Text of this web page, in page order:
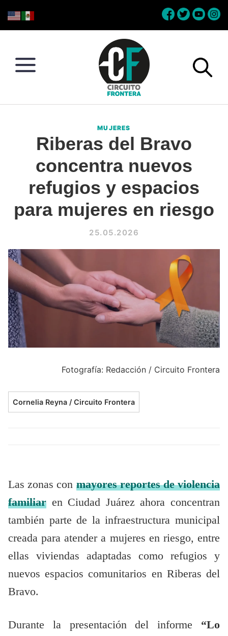
to
to
to
to
Conéctate
la
frontera
MUJERES
Riberas del Bravo
concentra nuevos
refugios y espacios
para mujeres en riesgo
25.05.2026
Fotografía: Redacción / Circuito Frontera
Cornelia Reyna / Circuito Frontera
Las zonas con mayores reportes de violencia
familiar en Ciudad Juárez ahora concentran
también parte de la infraestructura municipal
creada para atender a mujeres en riesgo, entre
ellas viviendas adaptadas como refugios y
nuevos espacios comunitarios en Riberas del
Bravo.
Durante la presentación del informe “Lo